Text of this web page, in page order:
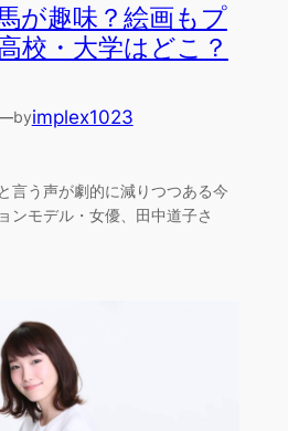
が趣味？絵画もプ
校・大学はどこ？
byimplex1023
言う声が劇的に減りつつある今
ンモデル・女優、田中道子さ